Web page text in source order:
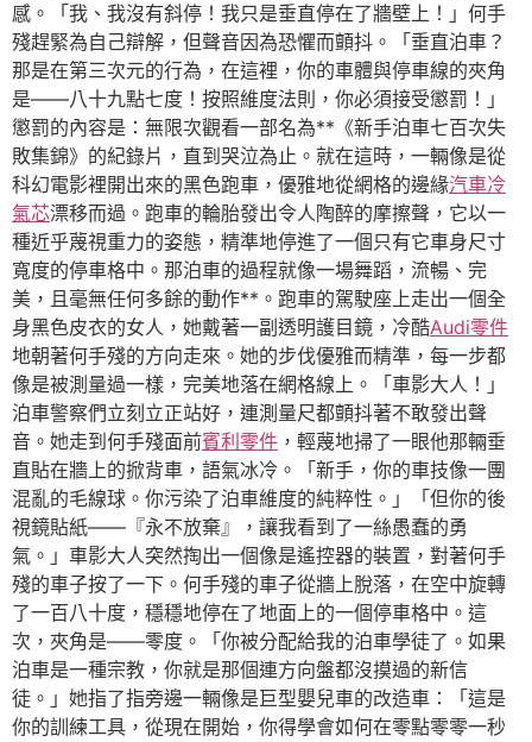
感。「我、我沒有斜停！我只是垂直停在了牆壁上！」何手
殘趕緊為自己辯解，但聲音因為恐懼而顫抖。「垂直泊車？
那是在第三次元的行為，在這裡，你的車體與停車線的夾角
是——八十九點七度！按照維度法則，你必須接受懲罰！」
懲罰的內容是：無限次觀看一部名為**《新手泊車七百次失
敗集錦》的紀錄片，直到哭泣為止。就在這時，一輛像是從
科幻電影裡開出來的黑色跑車，優雅地從網格的邊緣汽車冷
氣芯漂移而過。跑車的輪胎發出令人陶醉的摩擦聲，它以一
種近乎蔑視重力的姿態，精準地停進了一個只有它車身尺寸
寬度的停車格中。那泊車的過程就像一場舞蹈，流暢、完
美，且毫無任何多餘的動作**。跑車的駕駛座上走出一個全
身黑色皮衣的女人，她戴著一副透明護目鏡，冷酷Audi零件
地朝著何手殘的方向走來。她的步伐優雅而精準，每一步都
像是被測量過一樣，完美地落在網格線上。「車影大人！」
泊車警察們立刻立正站好，連測量尺都顫抖著不敢發出聲
音。她走到何手殘面前賓利零件 ，輕蔑地掃了一眼他那輛垂
直貼在牆上的掀背車，語氣冰冷。「新手，你的車技像一團
混亂的毛線球。你污染了泊車維度的純粹性。」「但你的後
視鏡貼紙——『永不放棄』，讓我看到了一絲愚蠢的勇
氣。」車影大人突然掏出一個像是遙控器的裝置，對著何手
殘的車子按了一下。何手殘的車子從牆上脫落，在空中旋轉
了一百八十度，穩穩地停在了地面上的一個停車格中。這
次，夾角是——零度。「你被分配給我的泊車學徒了。如果
泊車是一種宗教，你就是那個連方向盤都沒摸過的新信
徒。」她指了指旁邊一輛像是巨型嬰兒車的改造車：「這是
你的訓練工具，從現在開始，你得學會如何在零點零零一秒